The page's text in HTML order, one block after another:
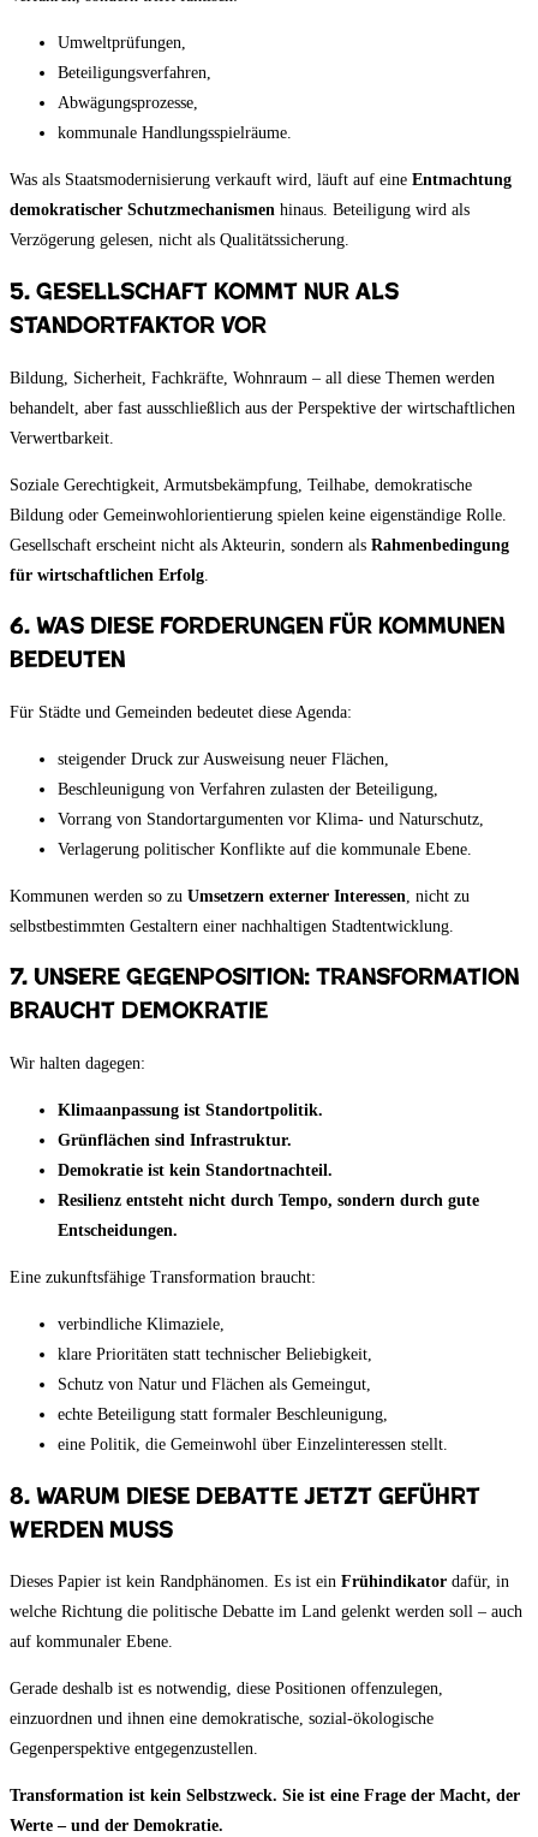
Umweltprüfungen,
Beteiligungsverfahren,
Abwägungsprozesse,
kommunale Handlungsspielräume.
Was als Staatsmodernisierung verkauft wird, läuft auf eine Entmachtung
demokratischer Schutzmechanismen hinaus. Beteiligung wird als
Verzögerung gelesen, nicht als Qualitätssicherung.
5. Gesellschaft kommt nur als
Standortfaktor vor
Bildung, Sicherheit, Fachkräfte, Wohnraum – all diese Themen werden
behandelt, aber fast ausschließlich aus der Perspektive der wirtschaftlichen
Verwertbarkeit.
Soziale Gerechtigkeit, Armutsbekämpfung, Teilhabe, demokratische
Bildung oder Gemeinwohlorientierung spielen keine eigenständige Rolle.
Gesellschaft erscheint nicht als Akteurin, sondern als Rahmenbedingung
für wirtschaftlichen Erfolg
6. Was diese Forderungen für Kommunen
bedeuten
Für Städte und Gemeinden bedeutet diese Agenda:
steigender Druck zur Ausweisung neuer Flächen,
Beschleunigung von Verfahren zulasten der Beteiligung,
Vorrang von Standortargumenten vor Klima- und Naturschutz,
Verlagerung politischer Konflikte auf die kommunale Ebene.
Kommunen werden so zu Umsetzern externer Interessen , nicht zu
selbstbestimmten Gestaltern einer nachhaltigen Stadtentwicklung.
7. Unsere Gegenposition: Transformation
braucht Demokratie
Wir halten dagegen:
Klimaanpassung ist Standortpolitik.
Grünflächen sind Infrastruktur.
Demokratie ist kein Standortnachteil.
Resilienz entsteht nicht durch Tempo, sondern durch gute
Entscheidungen.
Eine zukunftsfähige Transformation braucht:
verbindliche Klimaziele,
klare Prioritäten statt technischer Beliebigkeit,
Schutz von Natur und Flächen als Gemeingut,
echte Beteiligung statt formaler Beschleunigung,
eine Politik, die Gemeinwohl über Einzelinteressen stellt.
8. Warum diese Debatte jetzt geführt
werden muss
Dieses Papier ist kein Randphänomen. Es ist ein Frühindikator dafür, in
welche Richtung die politische Debatte im Land gelenkt werden soll – auch
auf kommunaler Ebene.
Gerade deshalb ist es notwendig, diese Positionen offenzulegen,
einzuordnen und ihnen eine demokratische, sozial-ökologische
Gegenperspektive entgegenzustellen.
Transformation ist kein Selbstzweck. Sie ist eine Frage der Macht, der
Werte – und der Demokratie.